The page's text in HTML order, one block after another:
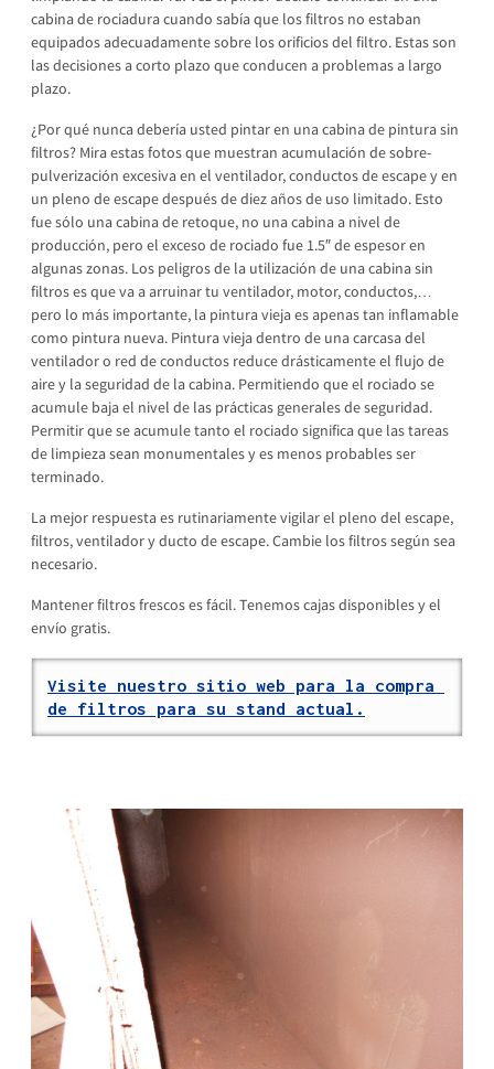
cabina de rociadura cuando sabía que los filtros no estaban
equipados adecuadamente sobre los orificios del filtro. Estas son
las decisiones a corto plazo que conducen a problemas a largo
plazo.
¿Por qué nunca debería usted pintar en una cabina de pintura sin
filtros? Mira estas fotos que muestran acumulación de sobre-
pulverización excesiva en el ventilador, conductos de escape y en
un pleno de escape después de diez años de uso limitado. Esto
fue sólo una cabina de retoque, no una cabina a nivel de
producción, pero el exceso de rociado fue 1.5″ de espesor en
algunas zonas. Los peligros de la utilización de una cabina sin
filtros es que va a arruinar tu ventilador, motor, conductos,…
pero lo más importante, la pintura vieja es apenas tan inflamable
como pintura nueva. Pintura vieja dentro de una carcasa del
ventilador o red de conductos reduce drásticamente el flujo de
aire y la seguridad de la cabina. Permitiendo que el rociado se
acumule baja el nivel de las prácticas generales de seguridad.
Permitir que se acumule tanto el rociado significa que las tareas
de limpieza sean monumentales y es menos probables ser
terminado.
La mejor respuesta es rutinariamente vigilar el pleno del escape,
filtros, ventilador y ducto de escape. Cambie los filtros según sea
necesario.
Mantener filtros frescos es fácil. Tenemos cajas disponibles y el
envío gratis.
Visite nuestro sitio web para la compra
de filtros para su stand actual.